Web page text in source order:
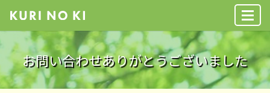
MENU
お問い合わせありがとうございました